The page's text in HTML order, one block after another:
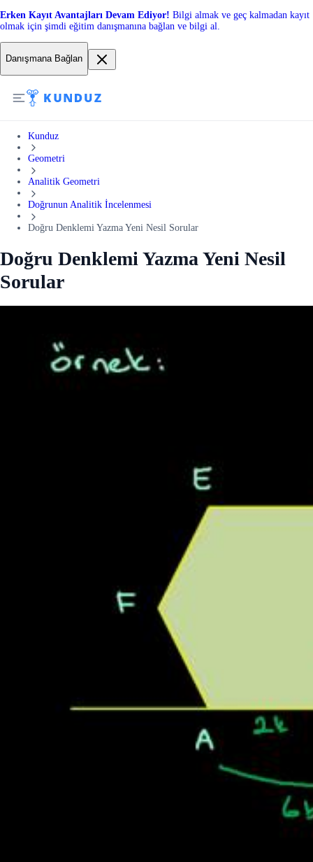
Erken Kayıt Avantajları Devam Ediyor! Bilgi almak ve geç kalmadan kayıt
olmak için şimdi eğitim danışmanına bağlan ve bilgi al.
Danışmana Bağlan
Kunduz
Geometri
Analitik Geometri
Doğrunun Analitik İncelenmesi
Doğru Denklemi Yazma Yeni Nesil Sorular
Doğru Denklemi Yazma Yeni Nesil
Sorular